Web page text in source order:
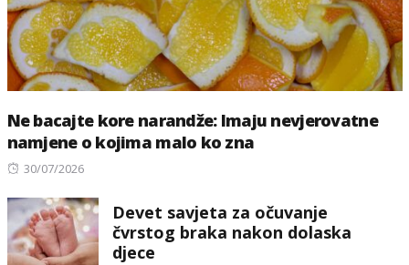
Ne bacajte kore narandže: Imaju nevjerovatne
namjene o kojima malo ko zna
Posted
30/07/2026
Devet savjeta za očuvanje
čvrstog braka nakon dolaska
djece